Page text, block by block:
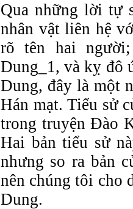
Qua những lời tự
nhân vật liên hệ
rõ tên hai
Dung_1, và kỵ đô
Dung, đây là một
Hán mạt. Tiểu sử
trong truyện Đào
Hai bản tiểu sử
nhưng so ra bản
nên chúng tôi cho
Dung.